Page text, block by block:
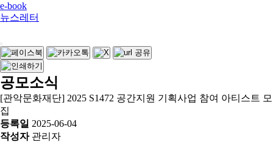
e-book
뉴스레터
공모소식
[관악문화재단] 2025 S1472 공간지원 기획사업 참여 아티스트 모
집
등록일 2025-06-04
작성자 관리자